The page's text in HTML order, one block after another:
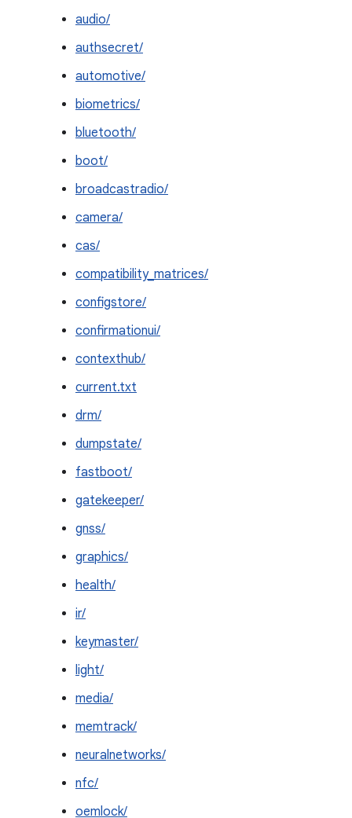
audio/
authsecret/
automotive/
biometrics/
bluetooth/
boot/
broadcastradio/
camera/
cas/
compatibility_matrices/
configstore/
confirmationui/
contexthub/
current.txt
drm/
dumpstate/
fastboot/
gatekeeper/
gnss/
graphics/
health/
ir/
keymaster/
light/
media/
memtrack/
neuralnetworks/
nfc/
oemlock/